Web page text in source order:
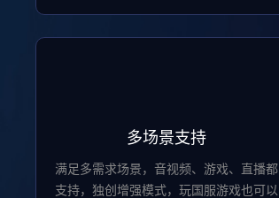
多场景支持
满足多需求场景，音视频、游戏、直播都
支持，独创增强模式，玩国服游戏也可以